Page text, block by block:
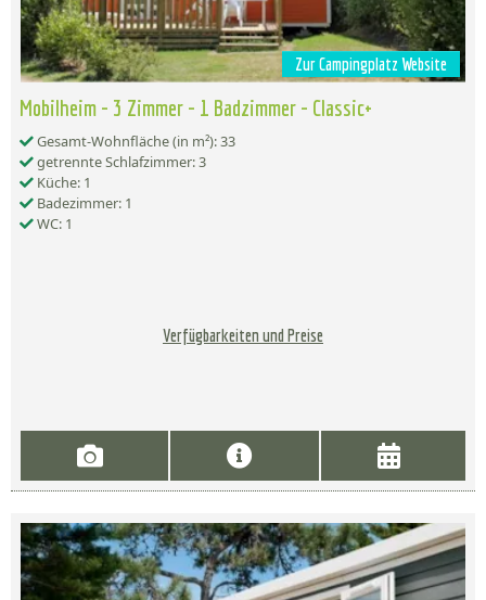
Zur Campingplatz Website
Mobilheim - 3 Zimmer - 1 Badzimmer - Classic+
Gesamt-Wohnfläche (in m²): 33
getrennte Schlafzimmer: 3
Küche: 1
Badezimmer: 1
WC: 1
Verfügbarkeiten und Preise